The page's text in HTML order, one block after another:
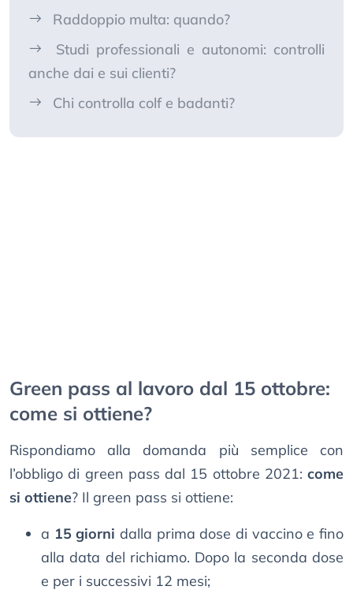
Raddoppio multa: quando?
Studi professionali e autonomi: controlli
anche dai e sui clienti?
Chi controlla colf e badanti?
Green pass al lavoro dal 15 ottobre:
come si ottiene?
Rispondiamo alla domanda più semplice con
l’obbligo di green pass dal 15 ottobre 2021: come
si ottiene? Il green pass si ottiene:
a 15 giorni dalla prima dose di vaccino e fino
alla data del richiamo. Dopo la seconda dose
e per i successivi 12 mesi;